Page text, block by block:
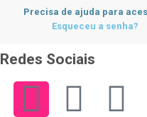
Precisa de ajuda para
Esqueceu a senha?
Redes Sociais